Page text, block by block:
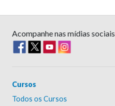
Acompanhe nas mídias sociais
Cursos
Todos os Cursos